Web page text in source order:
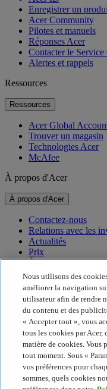
Enregistrer un
Acer Community
Pilotes et manuels
Réponses Acer
Contacter le Service
Alertes et rappels
Ressources
Ressources
Acer Global
Trouver un magasin
Technologies Acer
McAfee
À propos d'Acer
À propos d'Acer
Contactez-nous
Relations avec les
Actualités
Prix
Événements
Développement durable
Développement durable
Responsabilité
Empreinte carbone
Project Humanity
Earthion
Politique de confidentialité
Nous utilisons des
améliorer la navigation
utilisateur afin de rendre
du contenu et des
« Accepter tout », vous
tous les cookies par
matière de cookies. Vous
tout moment. Sous «
vos préférences pour
sommes, quels cookies